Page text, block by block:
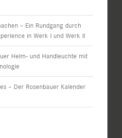
– Ein Rundgang durch
in Werk I und Werk II
Helm- und Handleuchte mit
– Der Rosenbauer Kalender